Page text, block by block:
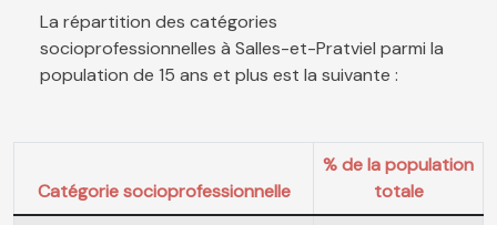
La répartition des catégories
socioprofessionnelles à Salles-et-Pratviel parmi la
population de 15 ans et plus est la suivante :
Catégorie socioprofessionnelle
% de la population
totale